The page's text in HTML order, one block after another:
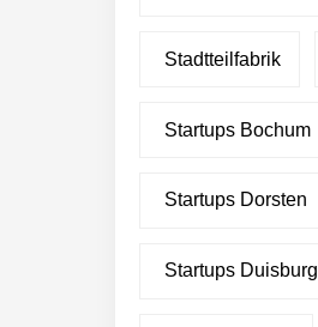
Stadtteilfabrik
Startups Bochum
Startups Dorsten
Startups Duisburg